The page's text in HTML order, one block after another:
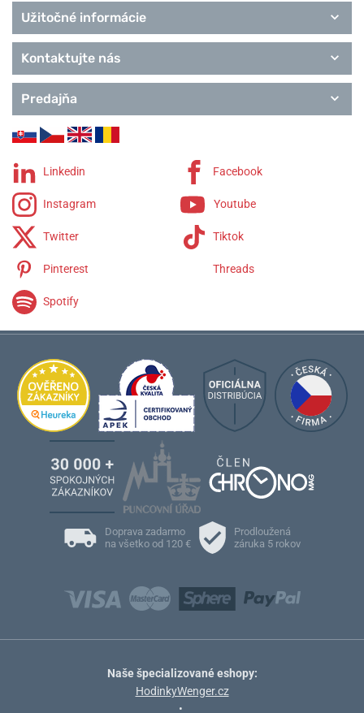
Užitočné informácie
Kontaktujte nás
Predajňa
Linkedin Facebook
Instagram Youtube
Twitter Tiktok
Pinterest Threads
Spotify
Doprava zadarmo
na všetko od 120 €
Prodloužená
záruka 5 rokov
Naše špecializované eshopy:
HodinkyWenger.cz
•